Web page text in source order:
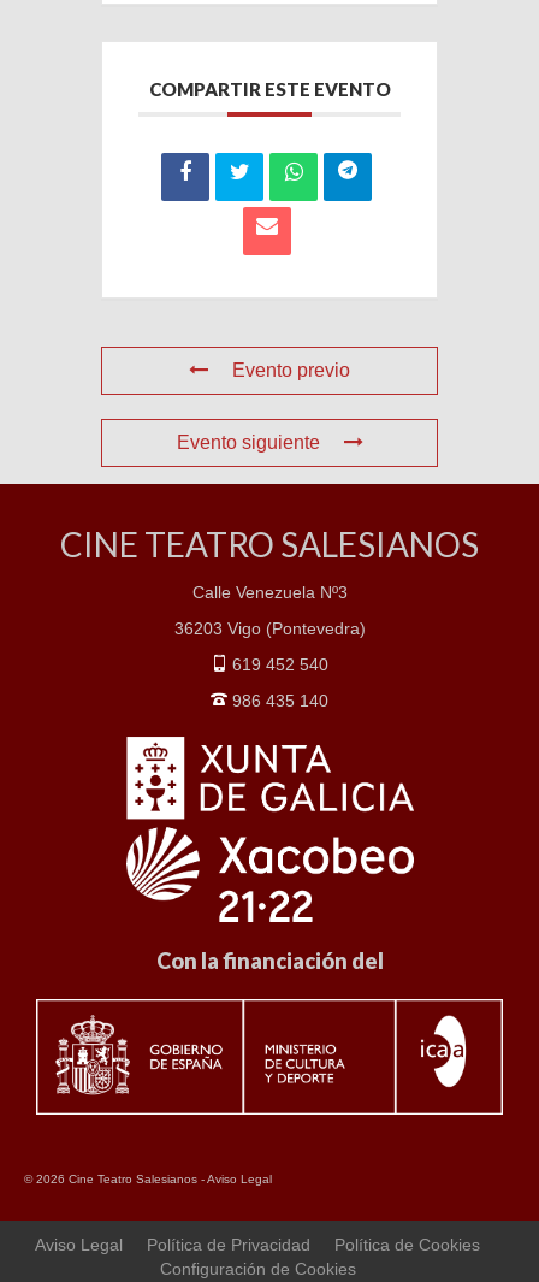
COMPARTIR ESTE EVENTO
Evento previo
Evento siguiente
CINE TEATRO SALESIANOS
Calle Venezuela Nº3
36203 Vigo (Pontevedra)
619 452 540
986 435 140
Con la financiación del
© 2026 Cine Teatro Salesianos -Aviso Legal
Aviso Legal Política de Privacidad
Política de Cookies
Configuración de Cookies